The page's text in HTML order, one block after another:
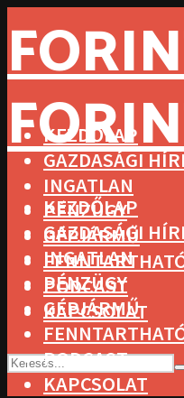
KEZDŐLAP
GAZDASÁGI
INGATLAN
PÉNZÜGY
GÉPJÁRMŰ
PODCAST
KAPCSOLAT
KEZDŐLAP
GAZDASÁGI
INGATLAN
PÉNZÜGY
GÉPJÁRMŰ
PODCAST
KAPCSOLAT